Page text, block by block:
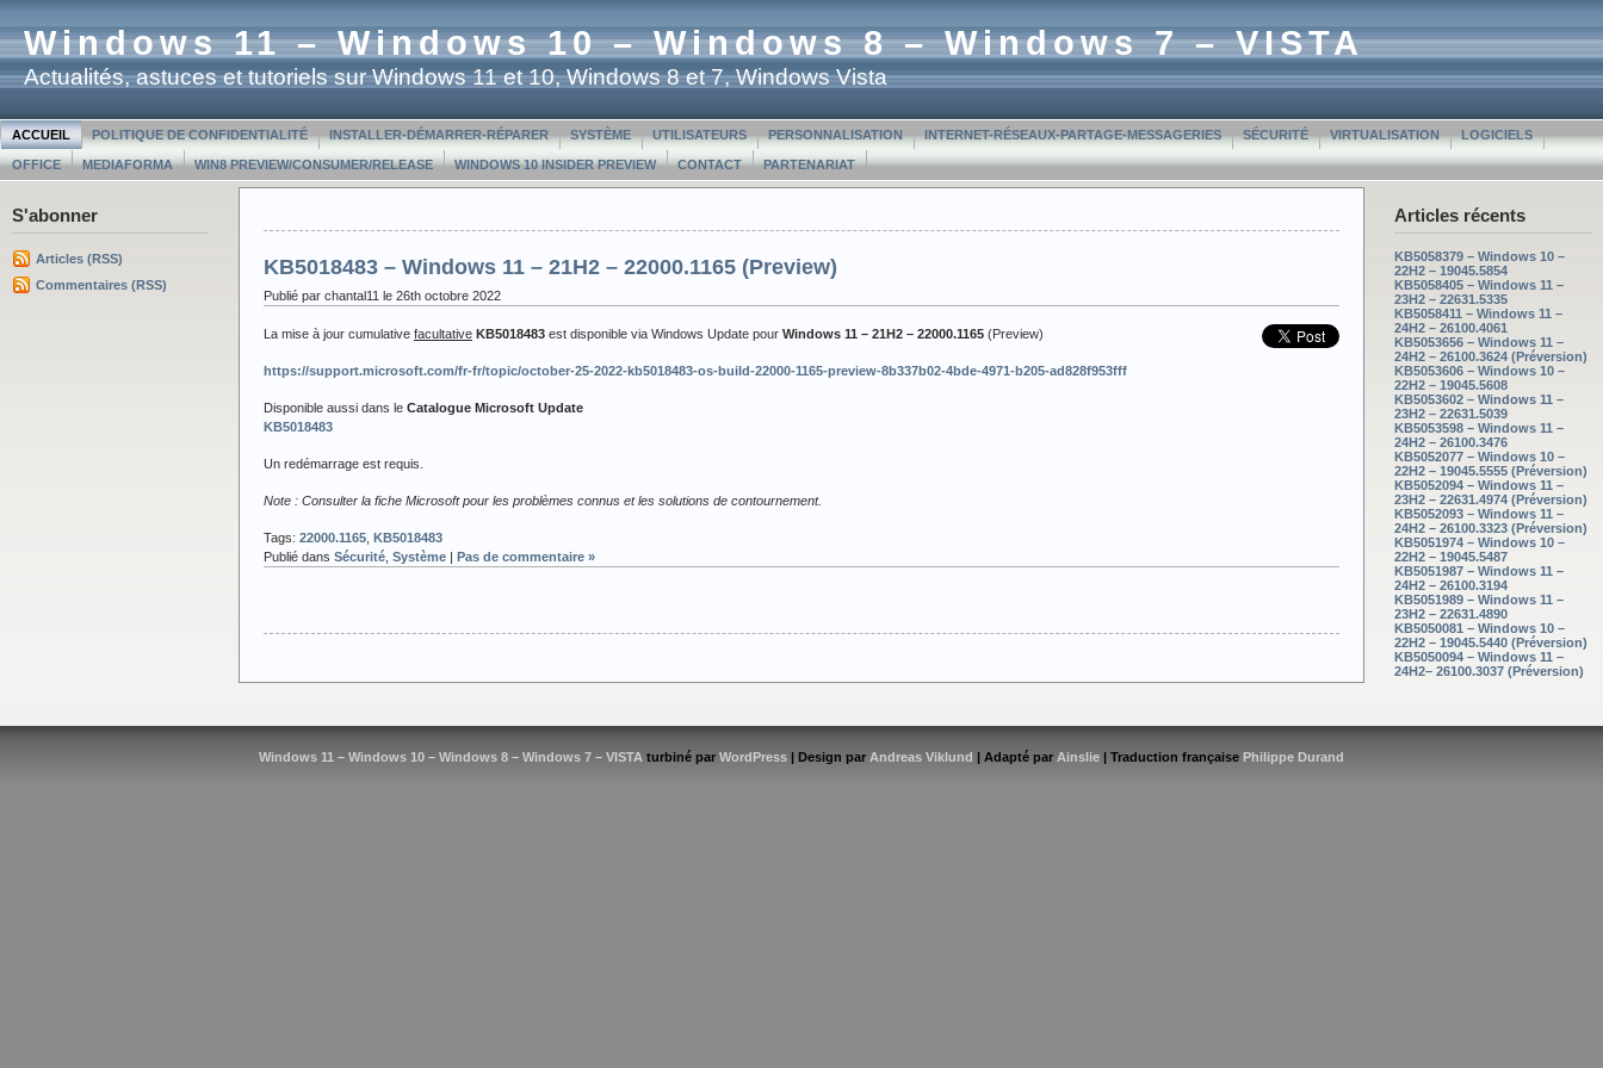
Windows 11 – Windows 10 – Windows 8 – Windows 7 – VISTA
Actualités, astuces et tutoriels sur Windows 11 et 10, Windows 8 et 7, Windows Vista
ACCUEIL POLITIQUE DE CONFIDENTIALITÉ INSTALLER-DÉMARRER-RÉPARER SYSTÈME UTILISATEURS PERSONNALISATION INTERNET-RÉSEAUX-PARTAGE-MESSAGERIES SÉCURITÉ VIRTUALISATION LOGICIELS
OFFICE MEDIAFORMA WIN8 PREVIEW/CONSUMER/RELEASE WINDOWS 10 INSIDER PREVIEW CONTACT PARTENARIAT
S'abonner
Articles (RSS)
Commentaires (RSS)
Articles récents
KB5058379 – Windows 10 –
22H2 – 19045.5854
KB5058405 – Windows 11 –
23H2 – 22631.5335
KB5058411 – Windows 11 –
24H2 – 26100.4061
KB5053656 – Windows 11 –
24H2 – 26100.3624 (Préversion)
KB5053606 – Windows 10 –
22H2 – 19045.5608
KB5053602 – Windows 11 –
23H2 – 22631.5039
KB5053598 – Windows 11 –
24H2 – 26100.3476
KB5052077 – Windows 10 –
22H2 – 19045.5555 (Préversion)
KB5052094 – Windows 11 –
23H2 – 22631.4974 (Préversion)
KB5052093 – Windows 11 –
24H2 – 26100.3323 (Préversion)
KB5051974 – Windows 10 –
22H2 – 19045.5487
KB5051987 – Windows 11 –
24H2 – 26100.3194
KB5051989 – Windows 11 –
23H2 – 22631.4890
KB5050081 – Windows 10 –
22H2 – 19045.5440 (Préversion)
KB5050094 – Windows 11 –
24H2– 26100.3037 (Préversion)
KB5018483 – Windows 11 – 21H2 – 22000.1165 (Preview)
Publié par chantal11 le 26th octobre 2022
La mise à jour cumulative facultative KB5018483 est disponible via Windows Update pour Windows 11 – 21H2 – 22000.1165 (Preview)
https://support.microsoft.com/fr-fr/topic/october-25-2022-kb5018483-os-build-22000-1165-preview-8b337b02-4bde-4971-b205-ad828f953fff
Disponible aussi dans le Catalogue Microsoft Update
KB5018483
Un redémarrage est requis.
Note : Consulter la fiche Microsoft pour les problèmes connus et les solutions de contournement.
Tags: 22000.1165 KB5018483
Publié dans Sécurité Système | Pas de commentaire »
Windows 11 – Windows 10 – Windows 8 – Windows 7 – VISTA turbiné par WordPress | Design par Andreas Viklund | Adapté par Ainslie | Traduction française Philippe Durand